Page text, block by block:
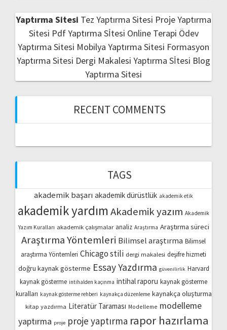
Yaptırma Sitesi Tez Yaptırma Sitesi Proje Yaptırma
Sitesi Pdf Yaptırma Sİtesi Online Terapi Ödev
Yaptırma Sitesi Mobilya Yaptırma Sitesi Formasyon
Yaptırma Sitesi Dergi Makalesi Yaptırma Sİtesi Blog
Yaptırma Sitesi
RECENT COMMENTS
TAGS
akademik başarı akademik dürüstlük akademik etik
akademik yardımAkademik yazım Akademik
Yazım Kuralları akademik çalışmalar analiz Araştırma Araştırma süreci
Araştırma Yöntemleri Bilimsel araştırma Bilimsel
araştırma Yöntemleri Chicago stili dergi makalesi deşifre hizmeti
doğru kaynak gösterme Essay Yazdırma güvenilirlik Harvard
kaynak gösterme intihalden kaçınma intihal raporu kaynak gösterme
kuralları kaynak gösterme rehberi kaynakça düzenleme kaynakça oluşturma
kitap yazdırma Literatür Taraması Modelleme modelleme
yaptırma proje proje yaptırma rapor hazırlama